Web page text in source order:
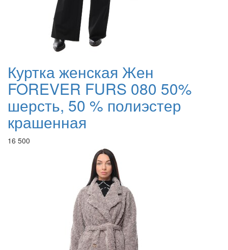
Куртка женская Жен
FOREVER FURS 080 50%
шерсть, 50 % полиэстер
крашенная
16 500